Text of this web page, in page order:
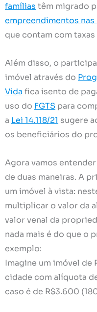
famílias têm migrado
empreendimentos
que contam com
Além disso, o
imóvel através do
Vida fica isento de
uso do FGTS para
a Lei 14.118/21 sugere
os beneficiários do
Agora vamos
de duas maneiras. A
um imóvel à vista:
multiplicar o valor da
valor venal da
nada mais é do que o
exemplo:
Imagine um imóvel de
cidade com alíquota
caso é de R$3.600